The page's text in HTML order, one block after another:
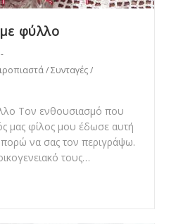
φύλλο
/Συνταγές/
Τον ενθουσιασμό που
μας φίλος μου έδωσε αυτή
να σας τον περιγράψω.
τους…